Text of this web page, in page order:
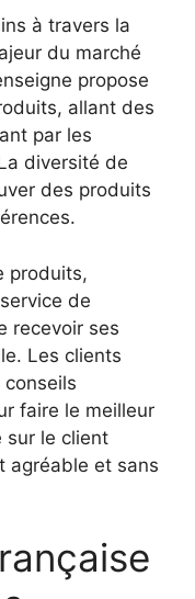
à travers la
du marché
propose
allant des
par les
diversité de
des produits
produits,
de
recevoir ses
Les clients
faire le meilleur
sur le client
agréable et sans